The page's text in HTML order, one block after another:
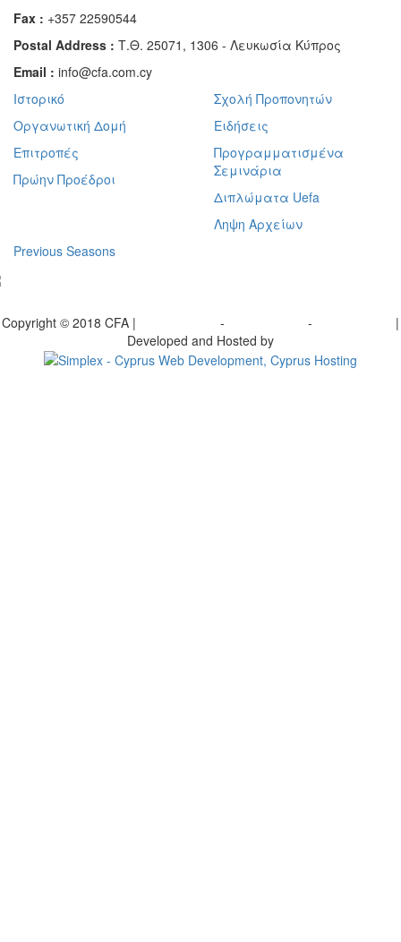
Fax : +357 22590544
Postal Address : Τ.Θ. 25071, 1306 - Λευκωσία Κύπρος
Email : info@cfa.com.cy
Ιστορικό
Οργανωτική Δομή
Επιτροπές
Πρώην Προέδροι
Σχολή Προπονητών
Ειδήσεις
Προγραμματισμένα
Σεμινάρια
Διπλώματα Uefa
Ληψη Αρχείων
Previous Seasons
Copyright © 2018 CFA | - -
|
Developed and Hosted by